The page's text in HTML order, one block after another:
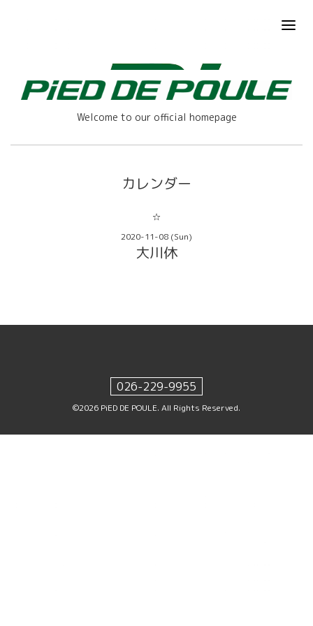
Welcome to our official homepage
カレンダー
☆
2020-11-08 (Sun)
大川休
026-229-9955
©2026 PiED DE POULE. All Rights Reserved.